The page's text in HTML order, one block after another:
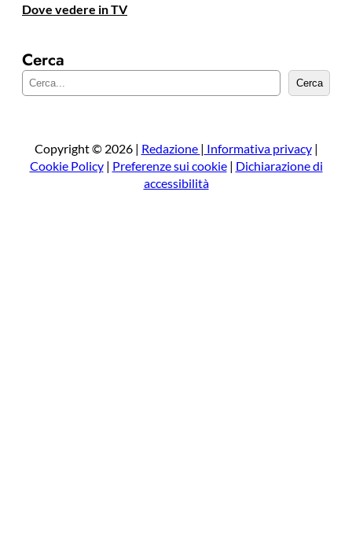
Dove vedere in TV
Cerca
e
a
Cerca
Copyright © 2026 | Redazione | Informativa privacy|
Cookie Policy| Preferenze sui cookie| Dichiarazione di
accessibilità